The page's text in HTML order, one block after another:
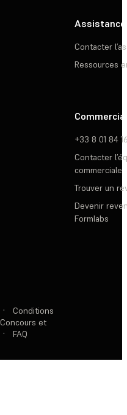
Assistance
Contacter
Ressources
Commercial
+33 8 01 84
Contacter
commerciale
Trouver un
Devenir
Formlabs
·
Conditions
Concours et
· FAQ